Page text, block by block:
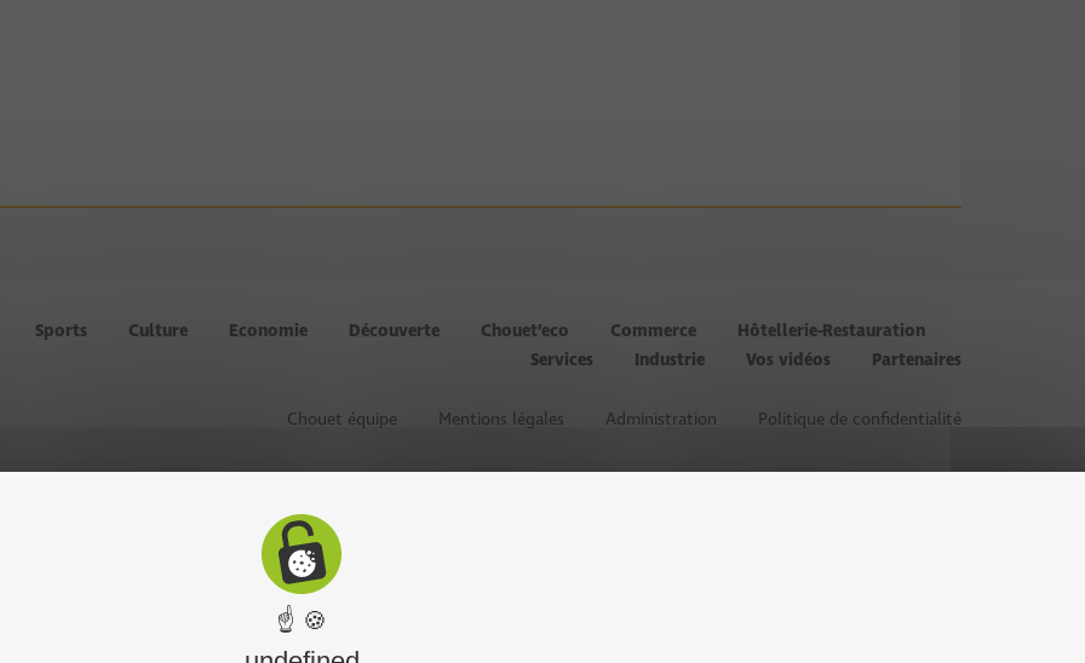
Sports Culture Economie Découverte Chouet’eco Commerce
Hôtellerie-Restauration
Services
Industrie Vos vidéos Partenaires
Chouet équipe Mentions légales Administration Politique de confidentialité
☝ 🍪